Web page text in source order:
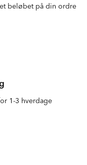
beløbet på din ordre
1-3 hverdage